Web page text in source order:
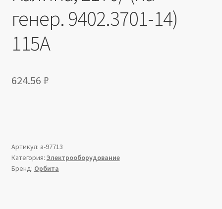
генер. 9402.3701-14)
115А
624.56 ₽
Артикул: a-97713
Категория: Электрооборудование
Бренд: Орбита